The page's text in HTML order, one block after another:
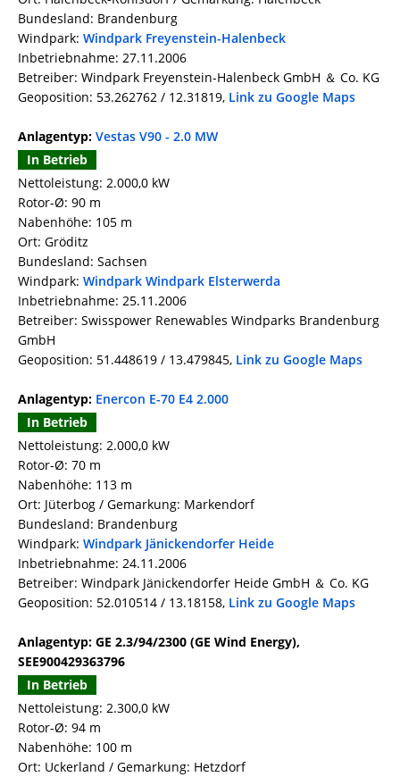
Bundesland: Brandenburg
Windpark: Windpark Freyenstein-Halenbeck
Inbetriebnahme: 27.11.2006
Betreiber: Windpark Freyenstein-Halenbeck GmbH ＆ Co. KG
Geoposition: 53.262762 / 12.31819, Link zu Google Maps
Anlagentyp: Vestas V90 - 2.0 MW
In Betrieb
Nettoleistung: 2.000,0 kW
Rotor-Ø: 90 m
Nabenhöhe: 105 m
Ort: Gröditz
Bundesland: Sachsen
Windpark: Windpark Windpark Elsterwerda
Inbetriebnahme: 25.11.2006
Betreiber: Swisspower Renewables Windparks Brandenburg
GmbH
Geoposition: 51.448619 / 13.479845, Link zu Google Maps
Anlagentyp: Enercon E-70 E4 2.000
In Betrieb
Nettoleistung: 2.000,0 kW
Rotor-Ø: 70 m
Nabenhöhe: 113 m
Ort: Jüterbog / Gemarkung: Markendorf
Bundesland: Brandenburg
Windpark: Windpark Jänickendorfer Heide
Inbetriebnahme: 24.11.2006
Betreiber: Windpark Jänickendorfer Heide GmbH ＆ Co. KG
Geoposition: 52.010514 / 13.18158, Link zu Google Maps
Anlagentyp: GE 2.3/94/2300 (GE Wind Energy),
SEE900429363796
In Betrieb
Nettoleistung: 2.300,0 kW
Rotor-Ø: 94 m
Nabenhöhe: 100 m
Ort: Uckerland / Gemarkung: Hetzdorf